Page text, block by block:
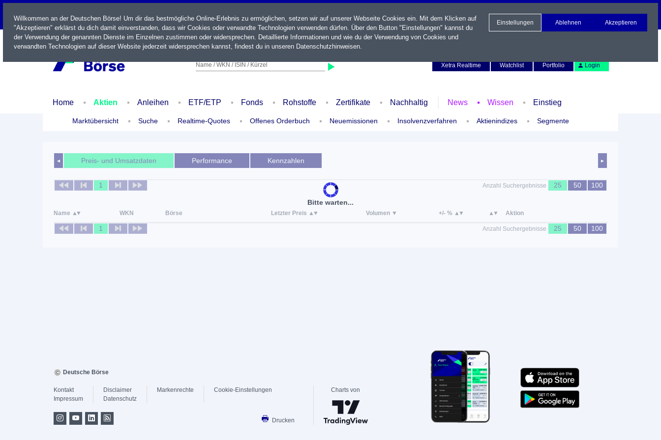
LIVE
Name / WKN / ISIN / Kürzel
Xetra Realtime
Watchlist Portfolio Login
Home Aktien Anleihen ETF/ETP Fonds Rohstoffe Zertifikate Nachhaltig News Wissen Einstieg
Marktübersicht Suche Realtime-Quotes Offenes Orderbuch Neuemissionen Insolvenzverfahren Aktienindizes Segmente
Bitte warten...
◄ ►
Preis- und Umsatzdaten Performance Kennzahlen
1 Anzahl Suchergebnisse 25 50 100
Name WKN Börse Letzter Preis Volumen +/- % Aktion
1 Anzahl Suchergebnisse 25 50 100
Willkommen an der Deutschen Börse! Um dir das bestmögliche Online-Erlebnis zu ermöglichen, setzen wir auf unserer Webseite Cookies ein. Mit dem Klicken auf
"Akzeptieren" erklärst du dich damit einverstanden, dass wir Cookies oder verwandte Technologien verwenden dürfen. Über den Button "Einstellungen" kannst du
der Verwendung der genannten Dienste im Einzelnen zustimmen oder widersprechen. Detaillierte Informationen und wie du der Verwendung von Cookies und
verwandten Technologien auf dieser Website jederzeit widersprechen kannst, findest du in unseren Datenschutzhinweisen.
Einstellungen Ablehnen Akzeptieren
Deutsche Börse
Kontakt
Impressum
Disclaimer
Datenschutz
Markenrechte Cookie-Einstellungen
Drucken
Charts von